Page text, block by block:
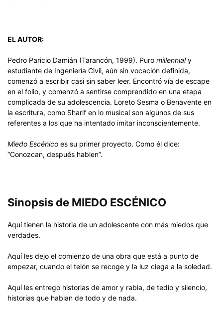
EL AUTOR:
Pedro Paricio Damián (Tarancón, 1999). Puro millennialy
estudiante de Ingeniería Civil, aún sin vocación definida,
comenzó a escribir casi sin saber leer. Encontró vía de escape
en el folio, y comenzó a sentirse comprendido en una etapa
complicada de su adolescencia. Loreto Sesma o Benavente en
la escritura, como Sharif en lo musical son algunos de sus
referentes a los que ha intentado imitar inconscientemente.
Miedo Escénico es su primer proyecto. Como él dice:
“Conozcan, después hablen”.
Sinopsis de MIEDO ESCÉNICO
Aquí tienen la historia de un adolescente con más miedos que
verdades.
Aquí les dejo el comienzo de una obra que está a punto de
empezar, cuando el telón se recoge y la luz ciega a la soledad.
Aquí les entrego historias de amor y rabia, de tedio y silencio,
historias que hablan de todo y de nada.